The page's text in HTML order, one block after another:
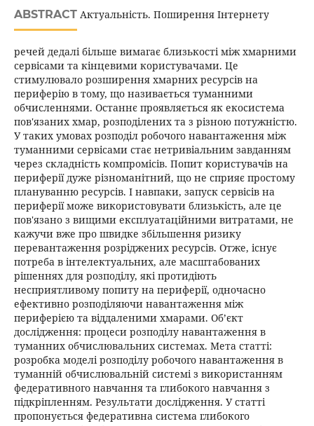
ABSTRACTАктуальність. Поширення Інтернету
речей дедалі більше вимагає близькості між хмарними
сервісами та кінцевими користувачами. Це
стимулювало розширення хмарних ресурсів на
периферію в тому, що називається туманними
обчисленнями. Останнє проявляється як екосистема
пов'язаних хмар, розподілених та з різною потужністю.
У таких умовах розподіл робочого навантаження між
туманними сервісами стає нетривіальним завданням
через складність компромісів. Попит користувачів на
периферії дуже різноманітний, що не сприяє простому
плануванню ресурсів. І навпаки, запуск сервісів на
периферії може використовувати близькість, але це
пов'язано з вищими експлуатаційними витратами, не
кажучи вже про швидке збільшення ризику
перевантаження розріджених ресурсів. Отже, існує
потреба в інтелектуальних, але масштабованих
рішеннях для розподілу, які протидіють
несприятливому попиту на периферії, одночасно
ефективно розподіляючи навантаження між
периферією та віддаленими хмарами. Об’єкт
дослідження: процеси розподілу навантаження в
туманних обчислювальних системах. Мета статті:
розробка моделі розподілу робочого навантаження в
туманній обчислювальній системі з використанням
федеративного навчання та глибокого навчання з
підкріпленням. Результати дослідження. У статті
пропонується федеративна система глибокого